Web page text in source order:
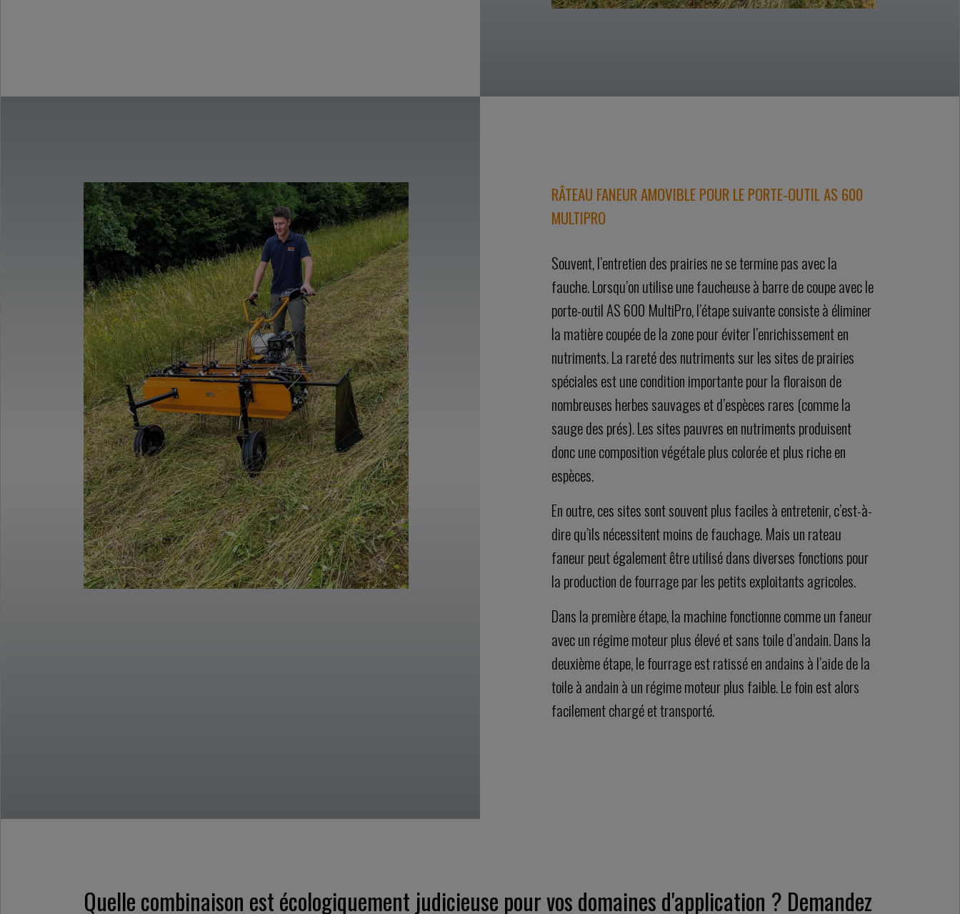
RÂTEAU FANEUR AMOVIBLE POUR LE PORTE-OUTIL AS 600
MULTIPRO
Souvent, l’entretien des prairies ne se termine pas avec la
fauche. Lorsqu’on utilise une faucheuse à barre de coupe avec le
porte-outil AS 600 MultiPro, l’étape suivante consiste à éliminer
la matière coupée de la zone pour éviter l’enrichissement en
nutriments. La rareté des nutriments sur les sites de prairies
spéciales est une condition importante pour la floraison de
nombreuses herbes sauvages et d’espèces rares (comme la
sauge des prés). Les sites pauvres en nutriments produisent
donc une composition végétale plus colorée et plus riche en
espèces.
En outre, ces sites sont souvent plus faciles à entretenir, c’est-à-
dire qu’ils nécessitent moins de fauchage. Mais un rateau
faneur peut également être utilisé dans diverses fonctions pour
la production de fourrage par les petits exploitants agricoles.
Dans la première étape, la machine fonctionne comme un faneur
avec un régime moteur plus élevé et sans toile d’andain. Dans la
deuxième étape, le fourrage est ratissé en andains à l’aide de la
toile à andain à un régime moteur plus faible. Le foin est alors
facilement chargé et transporté.
Quelle combinaison est écologiquement judicieuse pour vos domaines d'application ? Demandez